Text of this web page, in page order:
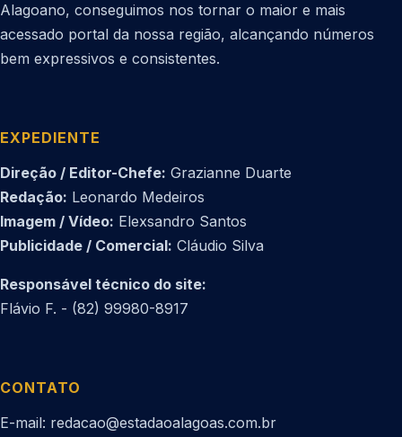
Alagoano, conseguimos nos tornar o maior e mais
acessado portal da nossa região, alcançando números
bem expressivos e consistentes.
EXPEDIENTE
Direção / Editor-Chefe: Grazianne Duarte
Redação: Leonardo Medeiros
Imagem / Vídeo: Elexsandro Santos
Publicidade / Comercial: Cláudio Silva
Responsável técnico do site:
Flávio F. - (82) 99980-8917
CONTATO
E-mail: redacao@estadaoalagoas.com.br